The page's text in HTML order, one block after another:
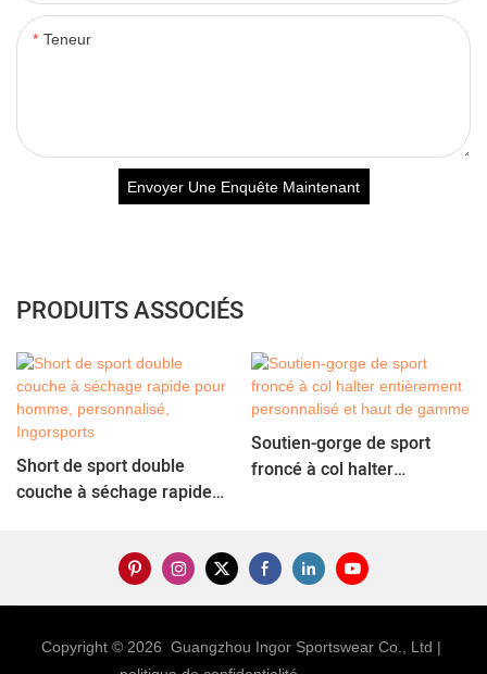
Teneur
Envoyer Une Enquête Maintenant
PRODUITS ASSOCIÉS
Short de sport double
couche à séchage rapide
Soutien-gorge de sport
froncé à col halter
Copyright © 2026 Guangzhou Ingor Sportswear Co., Ltd |